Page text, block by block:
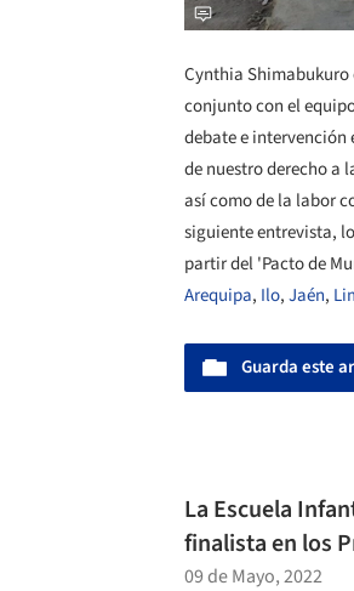
Cynthia
conjunto con el
debate e intervención
de nuestro derecho a
así como de la labor
siguiente entrevista,
partir del 'Pacto de
Arequipa, Ilo,Jaén,
Guarda este
La Escuela
finalista en los
09 de Mayo, 2022